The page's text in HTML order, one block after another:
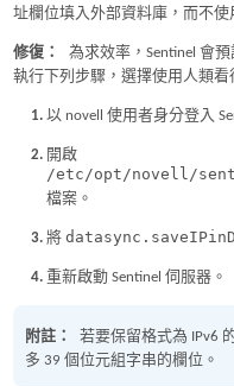
址欄位填入外部資料庫，而不使
修復：
為求效率，Sentinel 會
執行下列步驟，選擇使用人類看
以 novell 使用者身分登入
開啟
/etc/opt/novell/
檔案。
將
重新啟動 Sentinel 伺服器。
附註：
若要保留格式為 IPv6
多 39 個位元組字串的欄位。